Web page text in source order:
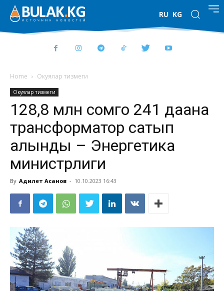
RU KG
Home Окуялар тизмеги
Окуялар тизмеги
128,8 млн сомго 241 даана
трансформатор сатып
алынды – Энергетика
министрлиги
By Адилет Асанов - 10.10.2023 16:43